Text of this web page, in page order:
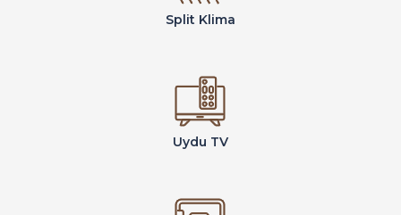
Split Klima
Uydu TV